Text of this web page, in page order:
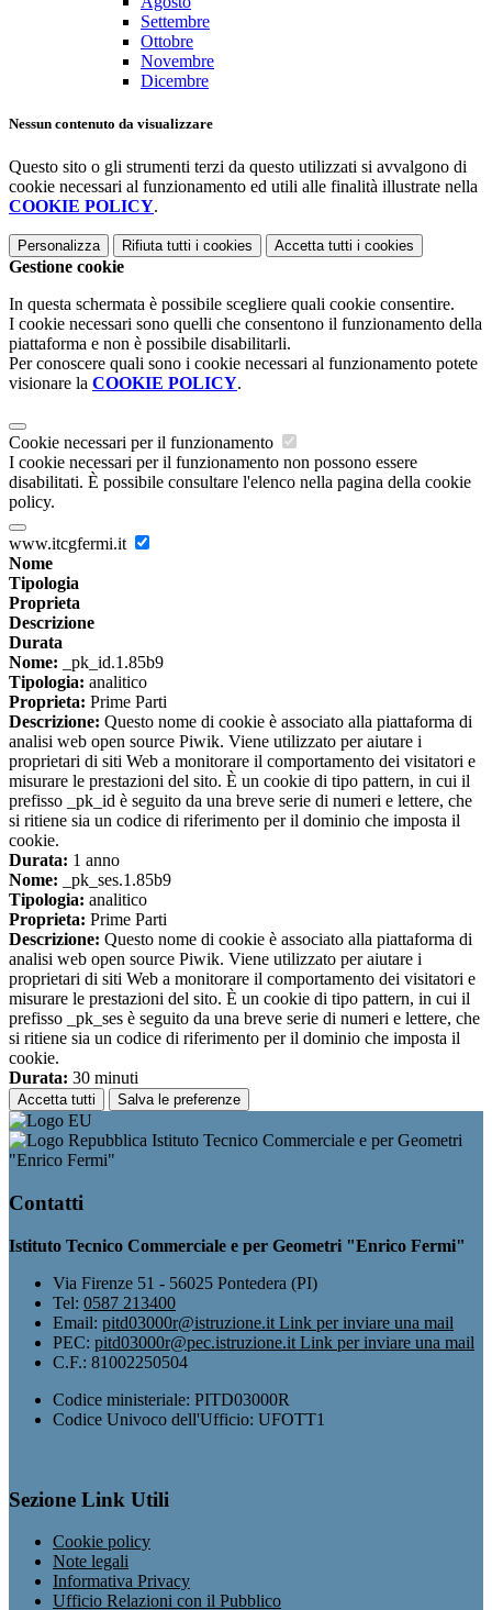
Settembre
Ottobre
Novembre
Dicembre
Nessun contenuto da visualizzare
Questo sito o gli strumenti terzi da questo utilizzati si avvalgono di
cookie necessari al funzionamento ed utili alle finalità illustrate nella
COOKIE POLICY.
Personalizza Rifiuta tutti i cookies Accetta tutti i cookies
Gestione cookie
In questa schermata è possibile scegliere quali cookie consentire.
I cookie necessari sono quelli che consentono il funzionamento della
piattaforma e non è possibile disabilitarli.
Per conoscere quali sono i cookie necessari al funzionamento potete
visionare la COOKIE POLICY.
Cookie necessari per il funzionamento
I cookie necessari per il funzionamento non possono essere
disabilitati. È possibile consultare l'elenco nella pagina della cookie
policy.
www.itcgfermi.it
Nome
Tipologia
Proprieta
Descrizione
Durata
Nome: _pk_id.1.85b9
Tipologia: analitico
Proprieta: Prime Parti
Descrizione: Questo nome di cookie è associato alla piattaforma di
analisi web open source Piwik. Viene utilizzato per aiutare i
proprietari di siti Web a monitorare il comportamento dei visitatori e
misurare le prestazioni del sito. È un cookie di tipo pattern, in cui il
prefisso _pk_id è seguito da una breve serie di numeri e lettere, che
si ritiene sia un codice di riferimento per il dominio che imposta il
cookie.
Durata: 1 anno
Nome: _pk_ses.1.85b9
Tipologia: analitico
Proprieta: Prime Parti
Descrizione: Questo nome di cookie è associato alla piattaforma di
analisi web open source Piwik. Viene utilizzato per aiutare i
proprietari di siti Web a monitorare il comportamento dei visitatori e
misurare le prestazioni del sito. È un cookie di tipo pattern, in cui il
prefisso _pk_ses è seguito da una breve serie di numeri e lettere, che
si ritiene sia un codice di riferimento per il dominio che imposta il
cookie.
Durata: 30 minuti
Accetta tutti Salva le preferenze
Istituto Tecnico Commerciale e per Geometri
"Enrico Fermi"
Contatti
Istituto Tecnico Commerciale e per Geometri "Enrico Fermi"
Via Firenze 51 - 56025 Pontedera (PI)
Tel: 0587 213400
Email: pitd03000r@istruzione.it Link per inviare una mail
PEC: pitd03000r@pec.istruzione.it Link per inviare una mail
C.F.: 81002250504
Codice ministeriale: PITD03000R
Codice Univoco dell'Ufficio: UFOTT1
Sezione Link Utili
Cookie policy
Note legali
Informativa Privacy
Ufficio Relazioni con il Pubblico